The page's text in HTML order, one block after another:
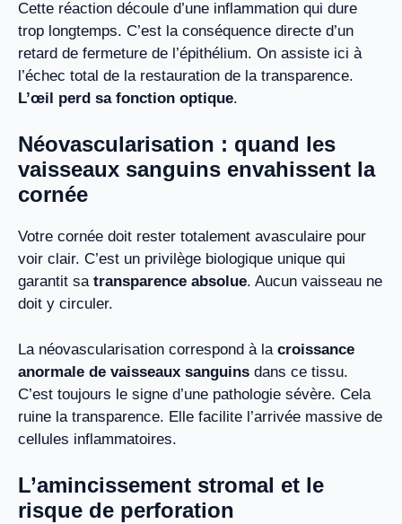
Cette réaction découle d’une inflammation qui dure
trop longtemps. C’est la conséquence directe d’un
retard de fermeture de l’épithélium. On assiste ici à
l’échec total de la restauration de la transparence.
L’œil perd sa fonction optique.
Néovascularisation : quand les
vaisseaux sanguins envahissent la
cornée
Votre cornée doit rester totalement avasculaire pour
voir clair. C’est un privilège biologique unique qui
garantit sa transparence absolue. Aucun vaisseau ne
doit y circuler.
La néovascularisation correspond à la croissance
anormale de vaisseaux sanguins dans ce tissu.
C’est toujours le signe d’une pathologie sévère. Cela
ruine la transparence. Elle facilite l’arrivée massive de
cellules inflammatoires.
L’amincissement stromal et le
risque de perforation